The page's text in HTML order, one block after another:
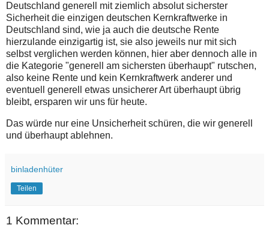
Deutschland generell mit ziemlich absolut sicherster
Sicherheit die einzigen deutschen Kernkraftwerke in
Deutschland sind, wie ja auch die deutsche Rente
hierzulande einzigartig ist, sie also jeweils nur mit sich
selbst verglichen werden können, hier aber dennoch alle in
die Kategorie "generell am sichersten überhaupt" rutschen,
also keine Rente und kein Kernkraftwerk anderer und
eventuell generell etwas unsicherer Art überhaupt übrig
bleibt, ersparen wir uns für heute.
Das würde nur eine Unsicherheit schüren, die wir generell
und überhaupt ablehnen.
binladenhüter
Teilen
1 Kommentar: